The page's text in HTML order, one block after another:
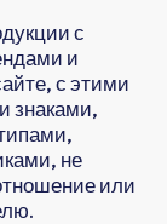
с
и
с этими
знаками,
не
или